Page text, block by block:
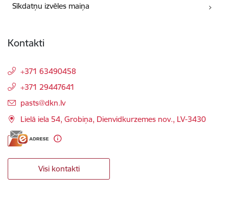
Sīkdatņu izvēles maiņa
Kontakti
+371 63490458
+371 29447641
E-pasts:
pasts@dkn.lv
Lielā iela 54, Grobiņa, Dienvidkurzemes nov., LV-3430
Visi kontakti